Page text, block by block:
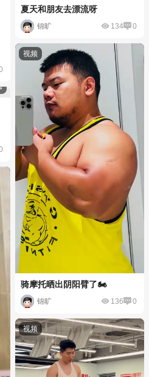
夏天和朋友去漂流呀
锦旷 134 0
骑摩托晒出阴阳臂了🏍
锦旷 136 0